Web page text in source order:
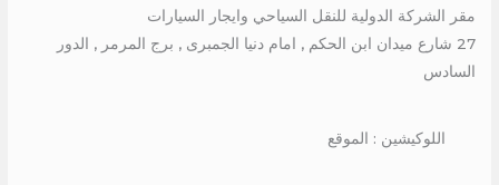
مقر الشركة الدولية للنقل السياحي وايجار السيارات
27 شارع ميدان ابن الحكم , امام دنيا الجمبرى , برج المرمر , الدور
السادس
اللوكيشين : الموقع